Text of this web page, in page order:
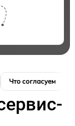
Что согласуем